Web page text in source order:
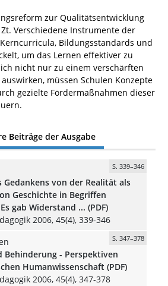
zur Qualitätsentwicklung
Verschiedene Instrumente der
Bildungsstandards und
um das Lernen effektiver zu
nicht nur zu einem verschärften
müssen Schulen Konzepte
gezielte Fördermaßnahmen dieser
Beiträge der Ausgabe
S. 339–346
Gedankens von der Realität als
Geschichte in Begriffen
gab Widerstand ... (PDF)
2006, 45(4), 339-346
S. 347–378
Behinderung - Perspektiven
Humanwissenschaft (PDF)
2006, 45(4), 347-378